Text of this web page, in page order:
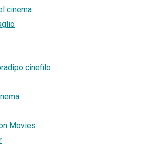
cinema
cinefilo
Movies